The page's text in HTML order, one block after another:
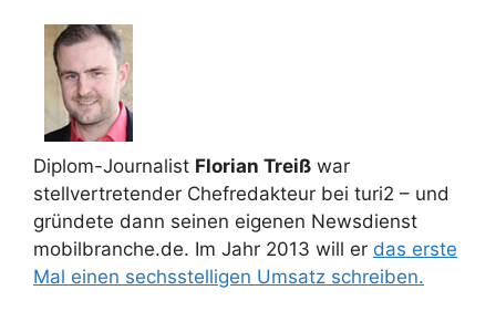
Diplom-Journalist Florian Treiß war
stellvertretender Chefredakteur bei turi2 – und
gründete dann seinen eigenen Newsdienst
mobilbranche.de. Im Jahr 2013 will er das erste
Mal einen sechsstelligen Umsatz schreiben.